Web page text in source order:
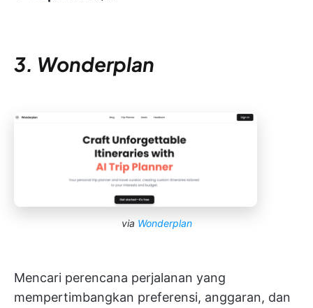
3. Wonderplan
via Wonderplan
Mencari perencana perjalanan yang
mempertimbangkan preferensi, anggaran, dan